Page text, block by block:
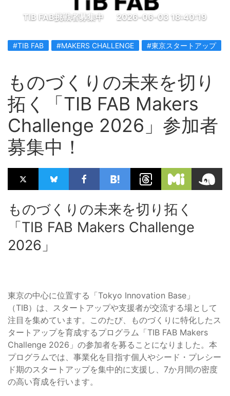
TIB FAB挑戦者募集中 2026-06-03 18:40:19
#TIB FAB #MAKERS CHALLENGE #東京スタートアップ
ものづくりの未来を切り
拓く「TIB FAB Makers
Challenge 2026」参加者
募集中！
ものづくりの未来を切り拓く
「TIB FAB Makers Challenge
2026」
東京の中心に位置する「Tokyo Innovation Base」
（TIB）は、スタートアップや支援者が交流する場として
注目を集めています。このたび、ものづくりに特化したス
タートアップを育成するプログラム「TIB FAB Makers
Challenge 2026」の参加者を募ることになりました。本
プログラムでは、事業化を目指す個人やシード・プレシー
ド期のスタートアップを集中的に支援し、7か月間の密度
の高い育成を行います。